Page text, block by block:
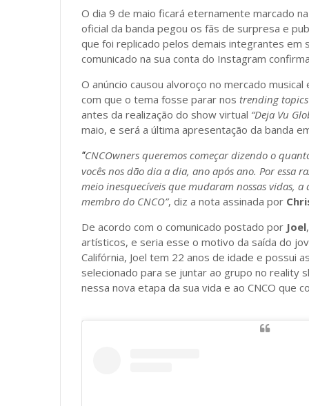
O dia 9 de maio ficará eternamente marcado
oficial da banda pegou os fãs de surpresa e
que foi replicado pelos demais integrantes em
comunicado na sua conta do Instagram
O anúncio causou alvoroço no mercado
com que o tema fosse parar nos trending topics
antes da realização do show virtual “Deja Vu
maio, e será a última apresentação da banda
“CNCOwners queremos começar dizendo o
vocês nos dão dia a dia, ano após ano. Por essa
meio inesquecíveis que mudaram nossas vidas,
membro do CNCO”, diz a nota assinada por
De acordo com o comunicado postado por Joel
artísticos, e seria esse o motivo da saída do
Califórnia, Joel tem 22 anos de idade e possui
selecionado para se juntar ao grupo no reality
nessa nova etapa da sua vida e ao CNCO que